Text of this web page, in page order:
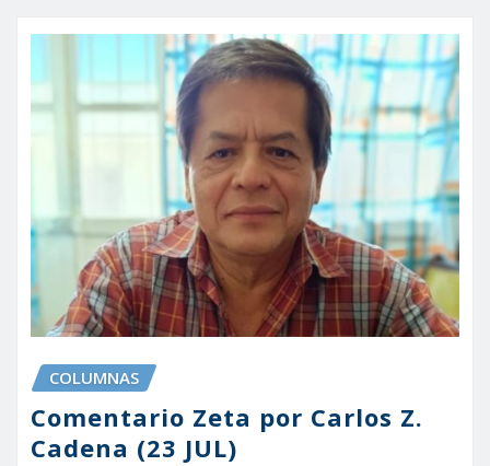
COLUMNAS
Comentario Zeta por Carlos Z.
Cadena (23 JUL)